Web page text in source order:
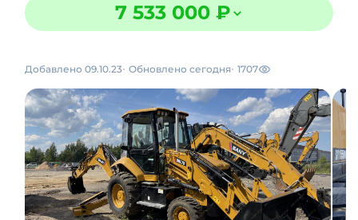
7 533 000 ₽
Добавлено 09.10.23 Обновлено сегодня 1707